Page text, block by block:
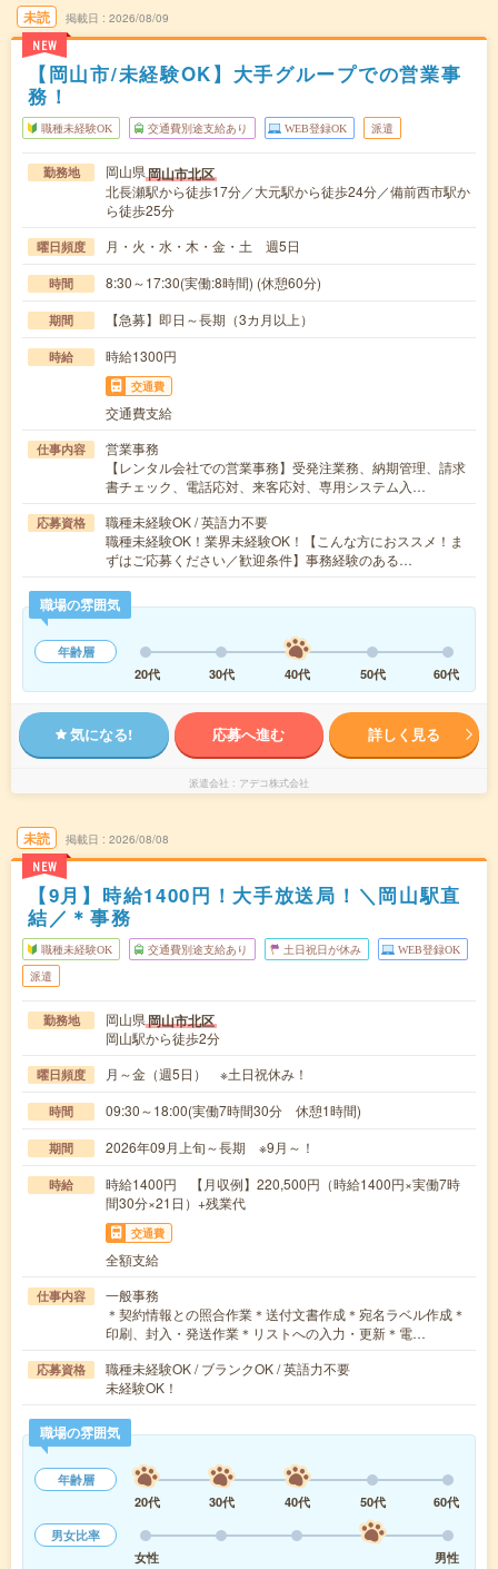
未読
NEW
掲載日 2026/08/09
【岡山市/未経験OK】大手グループでの営業事
務！
職種未経験OK 交通費別途支給あり WEB登録OK 派遣
勤務地 岡山県岡山市北区
北長瀬駅から徒歩17分／大元駅から徒歩24分／備前西市駅か
ら徒歩25分
曜日頻度 月・火・水・木・金・土 週5日
時間 8:30～17:30(実働:8時間) (休憩60分)
期間 【急募】即日～長期（3カ月以上）
時給 時給1300円
交通費
交通費支給
仕事内容
営業事務
【レンタル会社での営業事務】受発注業務、納期管理、請求
書チェック、電話応対、来客応対、専用システム入…
応募資格
職種未経験OK / 英語力不要
職種未経験OK！業界未経験OK！【こんな方におススメ！ま
ずはご応募ください／歓迎条件】事務経験のある…
職場の雰囲気
年齢層
20代
30代 40代 50代 60代
気になる! 応募へ進む 詳しく見る
派遣会社 アデコ株式会社
未読
NEW
掲載日 2026/08/08
【9月】時給1400円！大手放送局！＼岡山駅直
結／＊事務
職種未経験OK 交通費別途支給あり 土日祝日が休み WEB登録OK
派遣
勤務地 岡山県岡山市北区
岡山駅から徒歩2分
曜日頻度 月～金（週5日） ※土日祝休み！
時間 09:30～18:00(実働7時間30分 休憩1時間)
期間 2026年09月上旬～長期 ※9月～！
時給
時給1400円 【月収例】220,500円（時給1400円×実働7時
間30分×21日）+残業代
交通費
全額支給
仕事内容
一般事務
＊契約情報との照合作業＊送付文書作成＊宛名ラベル作成＊
印刷、封入・発送作業＊リストへの入力・更新＊電…
応募資格
職種未経験OK / ブランクOK / 英語力不要
未経験OK！
職場の雰囲気
年齢層
20代
30代 40代 50代
60代
男女比率
女性
男性